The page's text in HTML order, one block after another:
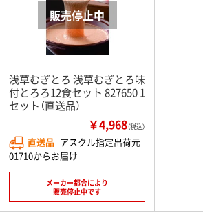
浅草むぎとろ 浅草むぎとろ味
付とろろ12食セット 827650 1
セット（直送品）
￥4,968（税込）
直送品 アスクル指定出荷元
01710からお届け
メーカー都合により
販売停止中です